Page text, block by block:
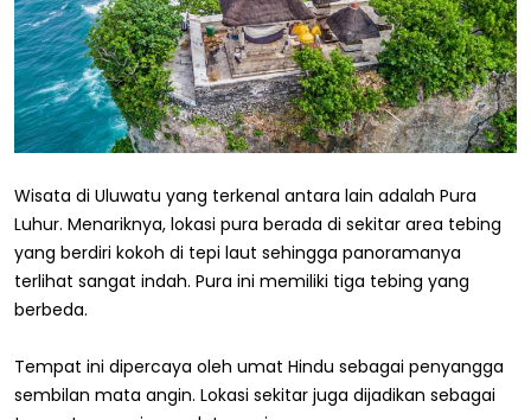
Wisata di Uluwatu yang terkenal antara lain adalah Pura
Luhur. Menariknya, lokasi pura berada di sekitar area tebing
yang berdiri kokoh di tepi laut sehingga panoramanya
terlihat sangat indah. Pura ini memiliki tiga tebing yang
berbeda.
Tempat ini dipercaya oleh umat Hindu sebagai penyangga
sembilan mata angin. Lokasi sekitar juga dijadikan sebagai